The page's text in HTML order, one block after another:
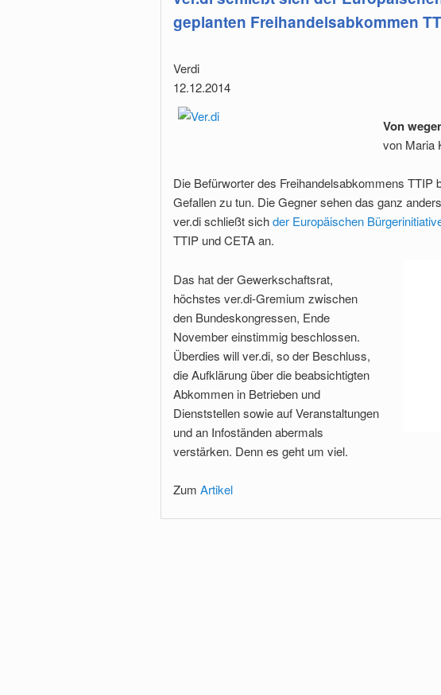
geplanten Freihandelsabkommen
Verdi
12.12.2014
Von
von Maria
Die Befürworter des Freihandelsabkommens TTIP
Gefallen zu tun. Die Gegner sehen das ganz
ver.di schließt sichder Europäischen
TTIP und CETA an.
Das hat der Gewerkschaftsrat,
höchstes ver.di-Gremium zwischen
den Bundeskongressen, Ende
November einstimmig beschlossen.
Überdies will ver.di, so der Beschluss,
die Aufklärung über die beabsichtigten
Abkommen in Betrieben und
Dienststellen sowie auf Veranstaltungen
und an Infoständen abermals
verstärken. Denn es geht um viel.
Zum Artikel